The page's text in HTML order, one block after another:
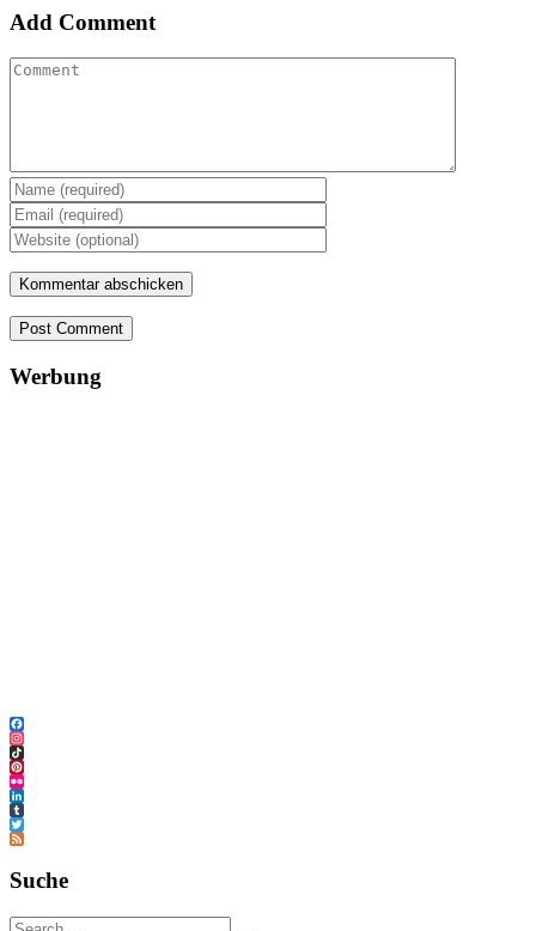
Add Comment
Post Comment
Werbung
Facebook
Instagram
TikTok
Pinterest
Flickr
LinkedIn
Tumblr
Twitter
Feed
Suche